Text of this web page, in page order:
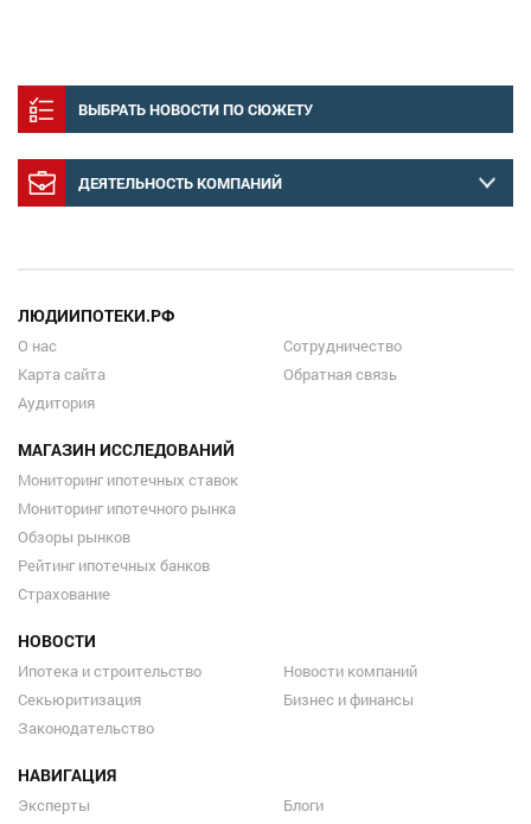
ВЫБРАТЬ НОВОСТИ ПО СЮЖЕТУ
ДЕЯТЕЛЬНОСТЬ КОМПАНИЙ
ЛЮДИИПОТЕКИ.РФ
О нас
Карта сайта
Аудитория
Сотрудничество
Обратная связь
МАГАЗИН ИССЛЕДОВАНИЙ
Мониторинг ипотечных ставок
Мониторинг ипотечного рынка
Обзоры рынков
Рейтинг ипотечных банков
Страхование
НОВОСТИ
Ипотека и строительство
Секьюритизация
Законодательство
Новости компаний
Бизнес и финансы
НАВИГАЦИЯ
Эксперты
Блоги